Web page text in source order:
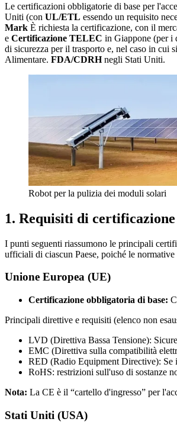
Le certificazioni obbligatorie di base per
Uniti (con UL/ETL essendo un requisito
Mark È richiesta la certificazione, con il
e Certificazione TELEC in Giappone (per i
di sicurezza per il trasporto e, nel caso in cui
Alimentare. FDA/CDRHnegli Stati Uniti.
Robot per la pulizia dei moduli solari
1. Requisiti di
I punti seguenti riassumono le principali
ufficiali di ciascun Paese, poiché le
Unione Europea (UE)
Certificazione obbligatoria di base:
Principali direttive e requisiti (elenco non
LVD (Direttiva Bassa Tensione):
EMC (Direttiva sulla compatibilità
RED (Radio Equipment Directive): Se
RoHS: restrizioni sull'uso di sostanze
Nota: La CE è il “cartello d'ingresso” per
Stati Uniti (USA)